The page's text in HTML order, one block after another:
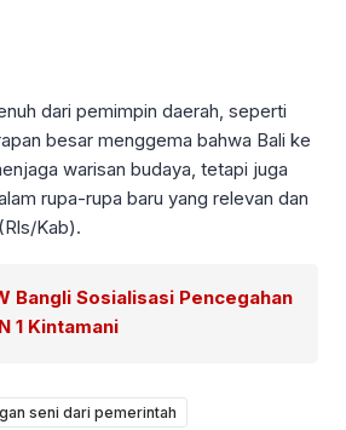
dari pemimpin daerah, seperti
besar menggema bahwa Bali ke
warisan budaya, tetapi juga
rupa-rupa baru yang relevan dan
Kab).
Bangli Sosialisasi Pencegahan
1 Kintamani
seni dari pemerintah